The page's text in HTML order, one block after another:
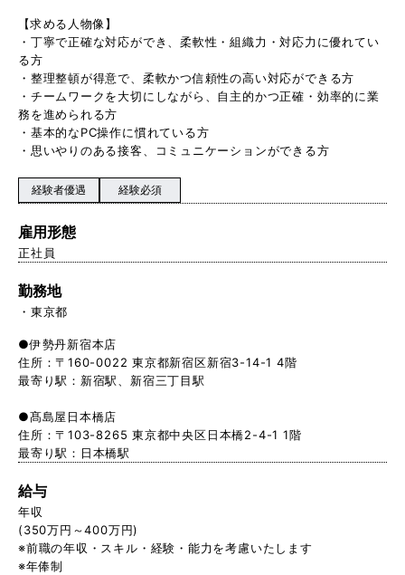
【求める人物像】
・丁寧で正確な対応ができ、柔軟性・組織力・対応力に優れてい
る方
・整理整頓が得意で、柔軟かつ信頼性の高い対応ができる方
・チームワークを大切にしながら、自主的かつ正確・効率的に業
務を進められる方
・基本的なPC操作に慣れている方
・思いやりのある接客、コミュニケーションができる方
経験者優遇 経験必須
雇用形態
正社員
勤務地
東京都
●伊勢丹新宿本店
住所：〒160-0022 東京都新宿区新宿3-14-1 4階
最寄り駅：新宿駅、新宿三丁目駅
●髙島屋日本橋店
住所：〒103-8265 東京都中央区日本橋2-4-1 1階
最寄り駅：日本橋駅
給与
年収
(350万円～400万円)
※前職の年収・スキル・経験・能力を考慮いたします
※年俸制